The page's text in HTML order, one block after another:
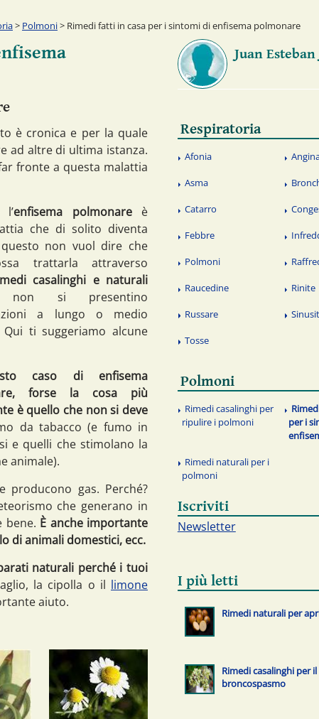
> Polmoni> Rimedi fatti in casa per i sintomi di enfisema polmonare
è cronica e per la quale
ad altre di ultima istanza.
fronte a questa malattia
l’enfisema polmonareè
che di solito diventa
non vuol dire che
trattarla attraverso
casalinghi e naturali
non si presentino
a lungo o medio
ti suggeriamo alcune
caso di enfisema
forse la cosa più
è quello che non si deve
da tabacco (e fumo in
e quelli che stimolano la
animale).
gas. Perché?
che generano in
bene. È anche importante
di animali domestici, ecc.
naturali perché i tuoi
la cipolla o il limone
aiuto.
Juan Esteban
Respiratoria
Afonia
Asma
Catarro
Febbre
Polmoni
Raucedine Rinite
Russare
Tosse
Polmoni
Rimedi casalinghi per
ripulire i polmoni
per i
Rimedi naturali per i
polmoni
Iscriviti
Newsletter
I più letti
Rimedi naturali per
Rimedi casalinghi per il
broncospasmo